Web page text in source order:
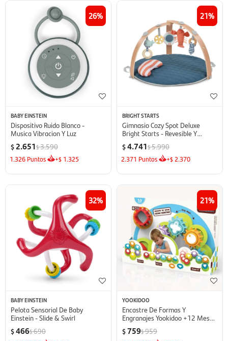
26
BABY EINSTEIN
Dispositivo Ruido Blanco -
Musica Vibracion Y Luz
$ 2.651$3.590
1.326 Puntos +$ 1.325
21
BRIGHT STARTS
Gimnasio Cozy Spot Deluxe
Bright Starts - Revesible Y
Brazos De Madera
$4.741$5.990
2.371 Puntos +$ 2.370
32
BABY EINSTEIN
Pelota Sensorial De Baby
Einstein - Slide & Swirl
$466$690
21
YOOKIDOO
Encastre De Formas Y
Engranajes Yookidoo +12 Meses
- Shape N Spin
$759$959